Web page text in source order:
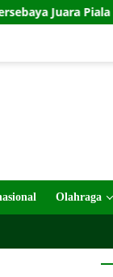
Presiden 2026
Olahraga